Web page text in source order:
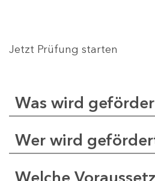
Jetzt Prüfung starten
Was wird
Wer wird
Welche